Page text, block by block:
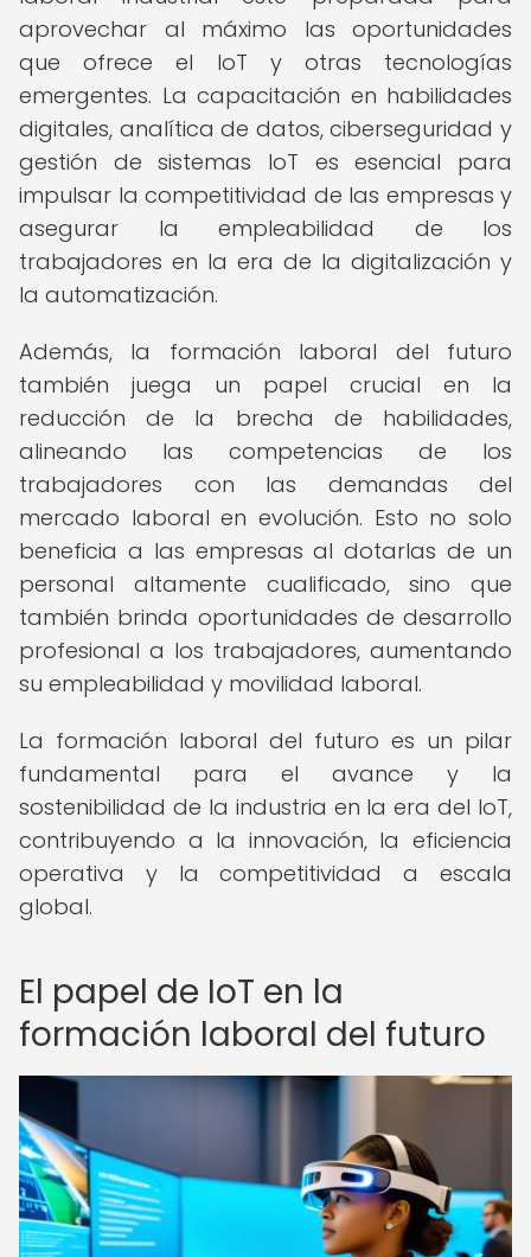
aprovechar al máximo las oportunidades
que ofrece el IoT y otras tecnologías
emergentes. La capacitación en habilidades
digitales, analítica de datos, ciberseguridad y
gestión de sistemas IoT es esencial para
impulsar la competitividad de las empresas y
asegurar la empleabilidad de los
trabajadores en la era de la digitalización y
la automatización.
Además, la formación laboral del futuro
también juega un papel crucial en la
reducción de la brecha de habilidades,
alineando las competencias de los
trabajadores con las demandas del
mercado laboral en evolución. Esto no solo
beneficia a las empresas al dotarlas de un
personal altamente cualificado, sino que
también brinda oportunidades de desarrollo
profesional a los trabajadores, aumentando
su empleabilidad y movilidad laboral.
La formación laboral del futuro es un pilar
fundamental para el avance y la
sostenibilidad de la industria en la era del IoT,
contribuyendo a la innovación, la eficiencia
operativa y la competitividad a escala
global.
El papel de IoT en la
formación laboral del futuro